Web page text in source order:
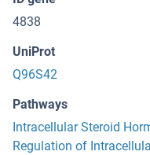
4838
UniProt
Q96S42
Pathways
Intracellular Steroid
Regulation of